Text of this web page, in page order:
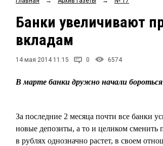
Банки увеличивают
вкладам
14 мая 2014 11:15 0 6574
В марте банки дружно начали бороться
За последние 2 месяца почти все банки
новые депозиты, а то и целиком сменить
в рублях однозначно растет, в своем